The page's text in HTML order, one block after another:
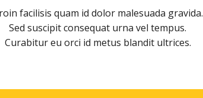
facilisis quam id dolor malesuada gravida.
Sed suscipit consequat urna vel tempus.
Curabitur eu orci id metus blandit ultrices.